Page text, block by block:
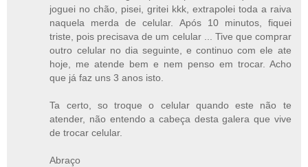
joguei no chão, pisei, gritei kkk, extrapolei toda a raiva
naquela merda de celular. Após 10 minutos, fiquei
triste, pois precisava de um celular ... Tive que comprar
outro celular no dia seguinte, e continuo com ele ate
hoje, me atende bem e nem penso em trocar. Acho
que já faz uns 3 anos isto.
Ta certo, so troque o celular quando este não te
atender, não entendo a cabeça desta galera que vive
de trocar celular.
Abraço